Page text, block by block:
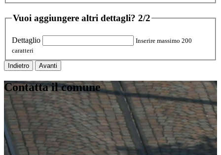
Vuoi aggiungere altri dettagli? 2/2
Dettaglio
Inserire massimo 200
caratteri
Indietro Avanti
Contatta il comune